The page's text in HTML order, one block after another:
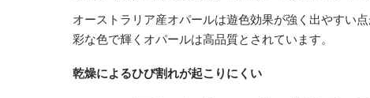
オーストラリア産オパールは遊色効果が強く出やすい
彩な色で輝くオパールは高品質とされています。
乾燥によるひび割れが起こりにくい